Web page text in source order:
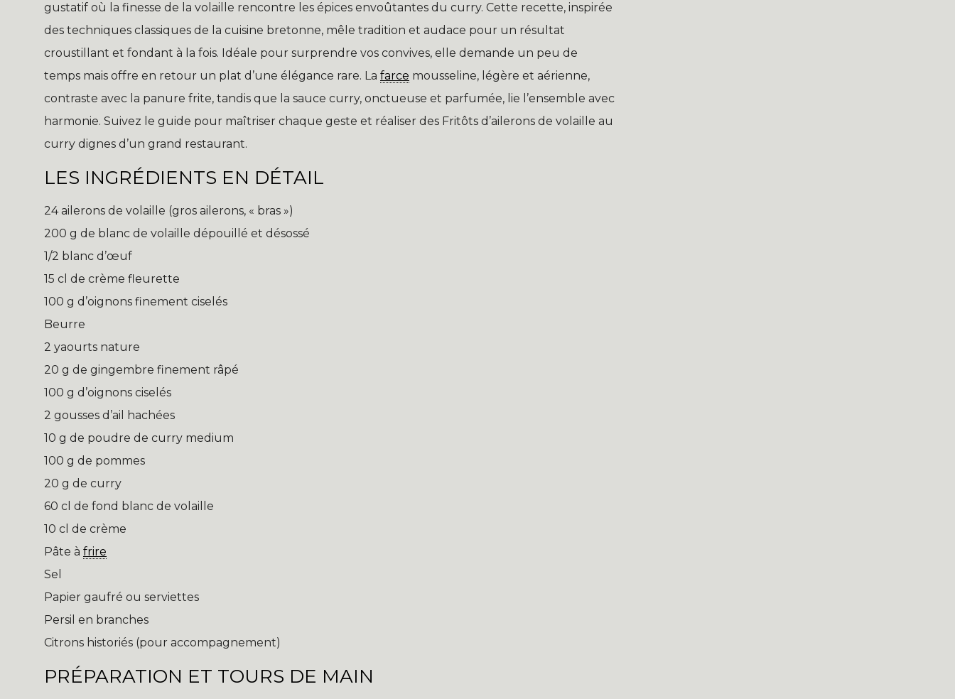
gustatif où la finesse de la volaille rencontre les épices envoûtantes du curry. Cette recette, inspirée
des techniques classiques de la cuisine bretonne, mêle tradition et audace pour un résultat
croustillant et fondant à la fois. Idéale pour surprendre vos convives, elle demande un peu de
temps mais offre en retour un plat d’une élégance rare. La farce mousseline, légère et aérienne,
contraste avec la panure frite, tandis que la sauce curry, onctueuse et parfumée, lie l’ensemble avec
harmonie. Suivez le guide pour maîtriser chaque geste et réaliser des Fritôts d’ailerons de volaille au
curry dignes d’un grand restaurant.
LES INGRÉDIENTS EN DÉTAIL
24 ailerons de volaille (gros ailerons, « bras »)
200 g de blanc de volaille dépouillé et désossé
1/2 blanc d’œuf
15 cl de crème fleurette
100 g d’oignons finement ciselés
Beurre
2 yaourts nature
20 g de gingembre finement râpé
100 g d’oignons ciselés
2 gousses d’ail hachées
10 g de poudre de curry medium
100 g de pommes
20 g de curry
60 cl de fond blanc de volaille
10 cl de crème
Pâte à frire
Sel
Papier gaufré ou serviettes
Persil en branches
Citrons historiés (pour accompagnement)
PRÉPARATION ET TOURS DE MAIN